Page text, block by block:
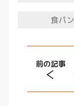
食パン
前の記事